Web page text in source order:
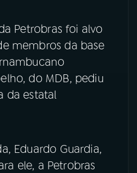
Petrobras foi alvo
membros da base
do MDB, pediu
da estatal
Eduardo Guardia,
ele, a Petrobras